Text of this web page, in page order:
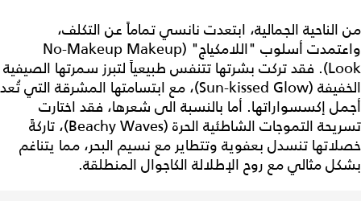
من الناحية الجمالية، ابتعدت نانسي تماماً عن التكلف،
واعتمدت أسلوب "اللامكياج" (No-Makeup Makeup
Look). فقد تركت بشرتها تتنفس طبيعياً لتبرز سمرتها الصيفية
الخفيفة (Sun-kissed Glow)، مع ابتسامتها المشرقة التي تُعد
أجمل إكسسواراتها. أما بالنسبة الى شعرها، فقد اختارت
تسريحة التموجات الشاطئية الحرة (Beachy Waves)، تاركةً
خصلاتها تنسدل بعفوية وتتطاير مع نسيم البحر، مما يتناغم
بشكل مثالي مع روح الإطلالة الكاجوال المنطلقة.